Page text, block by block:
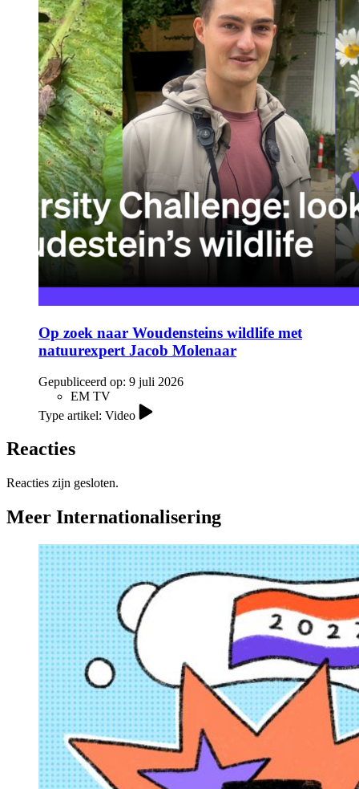
Op zoek naar Woudensteins wildlife met
natuurexpert Jacob Molenaar
Gepubliceerd op: 9 juli 2026
EM TV
Type artikel: Video
Reacties
Reacties zijn gesloten.
Meer Internationalisering